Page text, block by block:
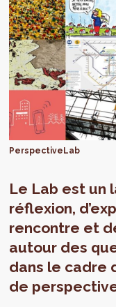
PerspectiveLab
Le Lab est un
réflexion,
rencontre et
autour des
dans le cadre
de